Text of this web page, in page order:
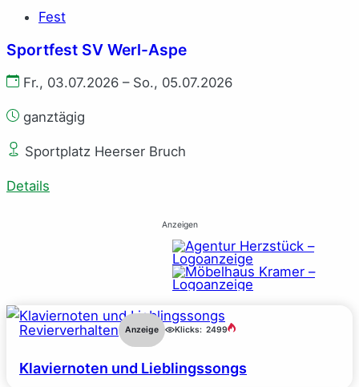
Fest
Sportfest SV Werl-Aspe
Fr., 03.07.2026 – So., 05.07.2026
ganztägig
Sportplatz Heerser Bruch
Details
Anzeigen
Revierverhalten Anzeige Klicks: 2499
Klaviernoten und Lieblingssongs